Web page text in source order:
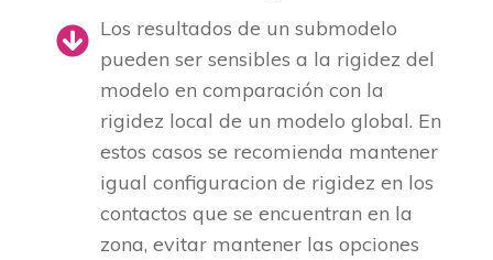
Los resultados de un submodelo
pueden ser sensibles a la rigidez del
modelo en comparación con la
rigidez local de un modelo global. En
estos casos se recomienda mantener
igual configuracion de rigidez en los
contactos que se encuentran en la
zona, evitar mantener las opciones